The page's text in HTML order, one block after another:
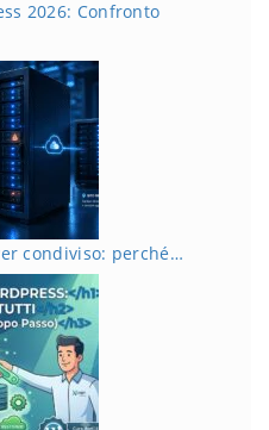
2026: Confronto
condiviso: perché…